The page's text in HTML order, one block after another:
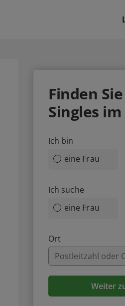
Finden Sie
Singles
Ich bin
eine Frau
Ich suche
eine Frau
Ort
Weiter